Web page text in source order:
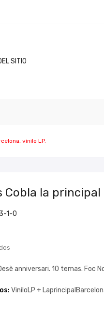
SITIO
vinilo LP.
Cobla la principal
1-0
anniversari. 10 temas. Foc
ViniloLP +